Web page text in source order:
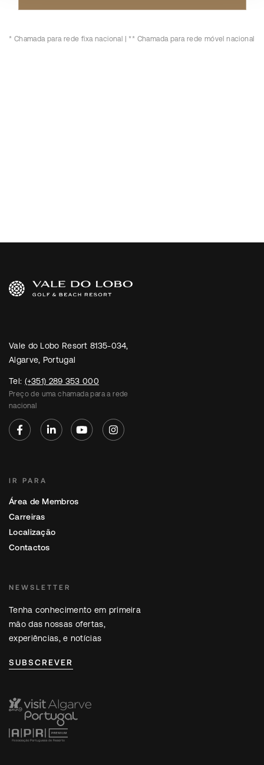
* Chamada para rede fixa nacional |** Chamada para rede móvel nacional
Vale do Lobo Resort 8135-034,
Algarve, Portugal
Tel: (+351) 289 353 000
Preço de uma chamada para a rede
nacional
IR PARA
Área de Membros
Carreiras
Localização
Contactos
NEWSLETTER
Tenha conhecimento em primeira
mão das nossas ofertas,
experiências, e notícias
SUBSCREVER